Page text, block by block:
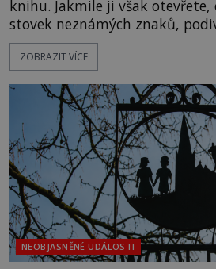
knihu. Jakmile ji však otevřete,
stovek neznámých znaků,
textu, který už téměř dvě
pokusům o rozluštění.
jistotou neví, kdo jej napsal,
vlastně vypráví. Rohoncský kodex se poprvé
objevuje v roce
ZOBRAZIT VÍCE
NEOBJASNĚNÉ UDÁLOSTI